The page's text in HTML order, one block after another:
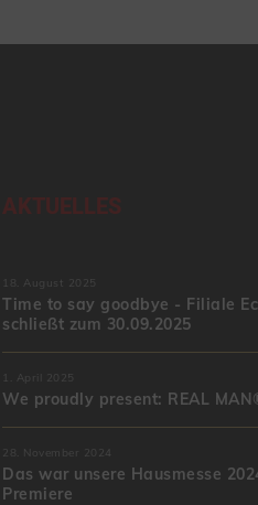
AKTUELLES
18. August 2025
Time to say goodbye - Filiale
schließt zum 30.09.2025
1. April 2025
We proudly present: REAL
28. November 2024
Das war unsere Hausmesse
Premiere